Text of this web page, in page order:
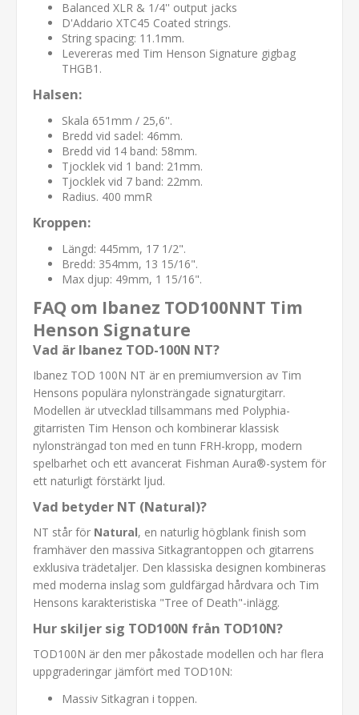
Balanced XLR & 1/4'' output jacks
D'Addario XTC45 Coated strings.
String spacing: 11.1mm.
Levereras med Tim Henson Signature gigbag
THGB1.
Halsen:
Skala 651mm / 25,6''.
Bredd vid sadel: 46mm.
Bredd vid 14 band: 58mm.
Tjocklek vid 1 band: 21mm.
Tjocklek vid 7 band: 22mm.
Radius. 400 mmR
Kroppen:
Längd: 445mm, 17 1/2".
Bredd: 354mm, 13 15/16".
Max djup: 49mm, 1 15/16".
FAQ om Ibanez TOD100NNT Tim
Henson Signature
Vad är Ibanez TOD-100N NT?
Ibanez TOD 100N NT är en premiumversion av Tim
Hensons populära nylonsträngade signaturgitarr.
Modellen är utvecklad tillsammans med Polyphia-
gitarristen Tim Henson och kombinerar klassisk
nylonsträngad ton med en tunn FRH-kropp, modern
spelbarhet och ett avancerat Fishman Aura®-system för
ett naturligt förstärkt ljud.
Vad betyder NT (Natural)?
NT står för Natural, en naturlig högblank finish som
framhäver den massiva Sitkagrantoppen och gitarrens
exklusiva trädetaljer. Den klassiska designen kombineras
med moderna inslag som guldfärgad hårdvara och Tim
Hensons karakteristiska "Tree of Death"-inlägg.
Hur skiljer sig TOD100N från TOD10N?
TOD100N är den mer påkostade modellen och har flera
uppgraderingar jämfört med TOD10N:
Massiv Sitkagran i toppen.